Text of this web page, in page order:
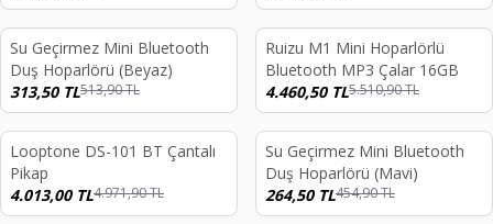
%39
Su Geçirmez Mini Bluetooth
Duş Hoparlörü (Beyaz)
313,50TL513,90TL
%19
Ruizu M1 Mini Hoparlörlü
Bluetooth MP3 Çalar 16GB
4.460,50TL5.510,90TL
%19
Looptone DS-101 BT Çantalı
Pikap
4.013,00TL4.971,90TL
%42
Su Geçirmez Mini Bluetooth
Duş Hoparlörü (Mavi)
264,50TL454,90TL